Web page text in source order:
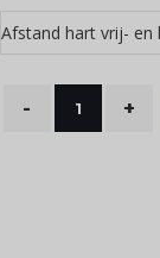
Afstand hart vrij-